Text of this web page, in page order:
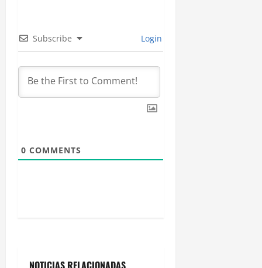
n
d
e
n
Subscribe Login
0 COMMENTS
NOTICIAS RELACIONADAS